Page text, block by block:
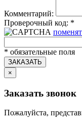
Комментарий:
Проверочный код: *
* обязательные поля
ЗАКАЗАТЬ
×
Заказать звонок
Пожалуйста,